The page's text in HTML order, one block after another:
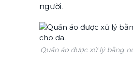
người.
Quần áo được xử lý bằng